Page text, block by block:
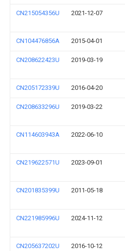
CN215054356U 2021-12-07
CN104476856A 2015-04-01
CN208622423U 2019-03-19
CN205172339U 2016-04-20
CN208633296U 2019-03-22
CN114603943A 2022-06-10
CN219622571U 2023-09-01
CN201835399U 2011-05-18
CN221985996U 2024-11-12
CN205637202U 2016-10-12